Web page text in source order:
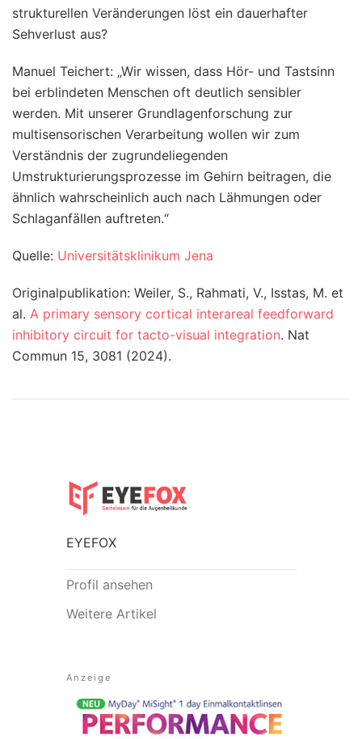
strukturellen Veränderungen löst ein dauerhafter
Sehverlust aus?
Manuel Teichert: „Wir wissen, dass Hör- und Tastsinn
bei erblindeten Menschen oft deutlich sensibler
werden. Mit unserer Grundlagenforschung zur
multisensorischen Verarbeitung wollen wir zum
Verständnis der zugrundeliegenden
Umstrukturierungsprozesse im Gehirn beitragen, die
ähnlich wahrscheinlich auch nach Lähmungen oder
Schlaganfällen auftreten.“
Quelle: Universitätsklinikum Jena
Originalpublikation: Weiler, S., Rahmati, V., Isstas, M. et
al. A primary sensory cortical interareal feedforward
inhibitory circuit for tacto-visual integration. Nat
Commun 15, 3081 (2024).
EYEFOX
Profil ansehen
Weitere Artikel